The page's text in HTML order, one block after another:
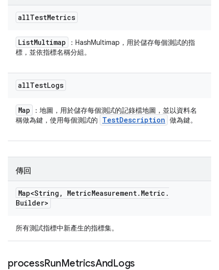
allTestMetrics
ListMultimap
：HashMultimap，用於儲存每個測試的指
標，並依指標名稱分組。
allTestLogs
Map
：地圖，用於儲存每個測試的記錄檔地圖，並以資料名
稱做為鍵，使用每個測試的
TestDescription 做為鍵。
傳回
Map<String , MetricMeasurement. Metric .
Builder>
所有測試指標中新產生的指標集。
processRunMetricsAndLogs